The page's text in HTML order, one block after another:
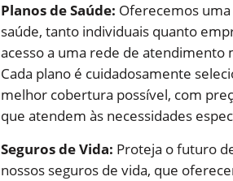
Planos de Saúde: Oferecemos
saúde, tanto individuais quanto
acesso a uma rede de atendimento
Cada plano é cuidadosamente
melhor cobertura possível, com
que atendem às necessidades
Seguros de Vida: Proteja o futuro
nossos seguros de vida, que